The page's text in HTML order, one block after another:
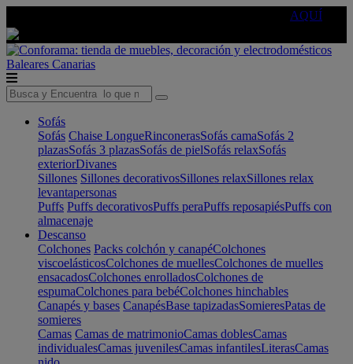
AQUÍ
Baleares Canarias
Sofás
Sofás Chaise LongueRinconerasSofás camaSofás 2
plazasSofás 3 plazasSofás de pielSofás relaxSofás
exteriorDivanes
Sillones Sillones decorativosSillones relaxSillones relax
levantapersonas
Puffs Puffs decorativosPuffs peraPuffs reposapiésPuffs con
almacenaje
Descanso
Colchones Packs colchón y canapéColchones
viscoelásticosColchones de muellesColchones de muelles
ensacadosColchones enrolladosColchones de
espumaColchones para bebéColchones hinchables
Canapés y bases CanapésBase tapizadasSomieresPatas de
somieres
Camas Camas de matrimonioCamas doblesCamas
individualesCamas juvenilesCamas infantilesLiterasCamas